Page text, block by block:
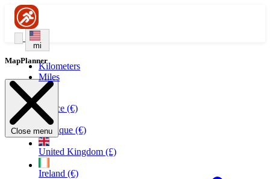
mi
Kilometers
Miles
France (€)
Belgique (€)
United Kingdom (£)
Ireland (€)
MapPlanner
Close menu